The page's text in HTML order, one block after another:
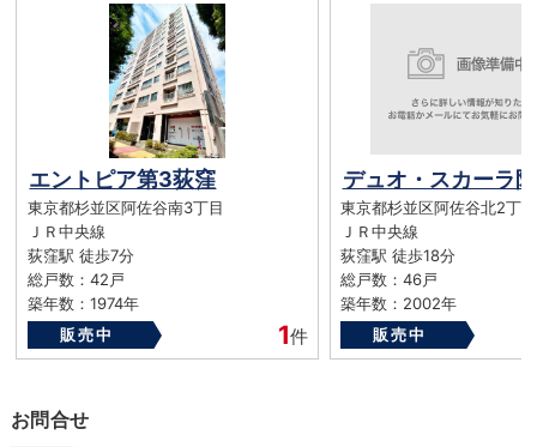
エントピア第3荻窪
東京都杉並区阿佐谷南3丁目
ＪＲ中央線
荻窪駅 徒歩7分
総戸数：42戸
築年数：1974年
販売中
1件
デュオ・スカーラ
東京都杉並区阿佐谷北2丁目
ＪＲ中央線
荻窪駅 徒歩18分
総戸数：46戸
築年数：2002年
販売中
お問合せ